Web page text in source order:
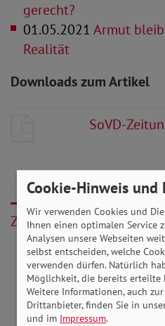
gerecht?
01.05.2021Armut
Realität
Downloads zum Artikel
SoVD-
Zurück
Cookie-Hinweis und
Wir verwenden Cookies und
Ihnen einen optimalen Service
Analysen unsere Webseiten
selbst entscheiden, welche
verwenden dürfen. Natürlich
Möglichkeit, die bereits
Weitere Informationen, auch
Drittanbieter, finden Sie in
und im Impressum.